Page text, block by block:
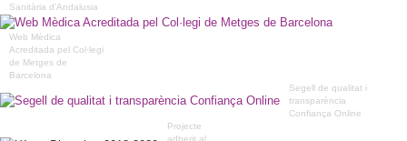
Sanitària d’Andalusia
Web Mèdica
Acreditada pel Col·legi
de Metges de
Barcelona
Segell de qualitat i
transparència
Confiança Online
Projecte
adherit al